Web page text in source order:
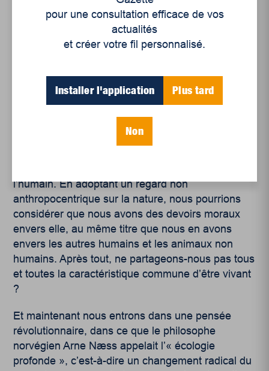
protéger des espaces naturels sont orientés sur
des préoccupations humaines. En éthique de
l’environnement, nous qualifions ces arguments
d’« anthropocentriques », c’est-à-dire qu’ils
considérations. Or, il y a bien évidemment d’autres
approches pour réfléchir à ces questions. Certains
proposent que la nature ait une valeur intrinsèque,
cette valeur qu’on lui reconnait justifierait à elle
l’humain. En adoptant un regard non
anthropocentrique sur la nature, nous pourrions
considérer que nous avons des devoirs moraux
envers elle, au même titre que nous en avons
envers les autres humains et les animaux non
humains. Après tout, ne partageons-nous pas tous
et toutes la caractéristique commune d’être vivant
?
Et maintenant nous entrons dans une pensée
révolutionnaire, dans ce que le philosophe
norvégien Arne Næss appelait l’« écologie
profonde », c’est-à-dire un changement radical du
pour une consultation efficace de vos
actualités
et créer votre fil personnalisé.
Installer l'application Plus tard
Non